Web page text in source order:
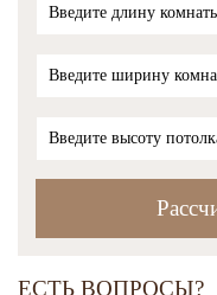
ЕСТЬ ВОПРОСЫ?